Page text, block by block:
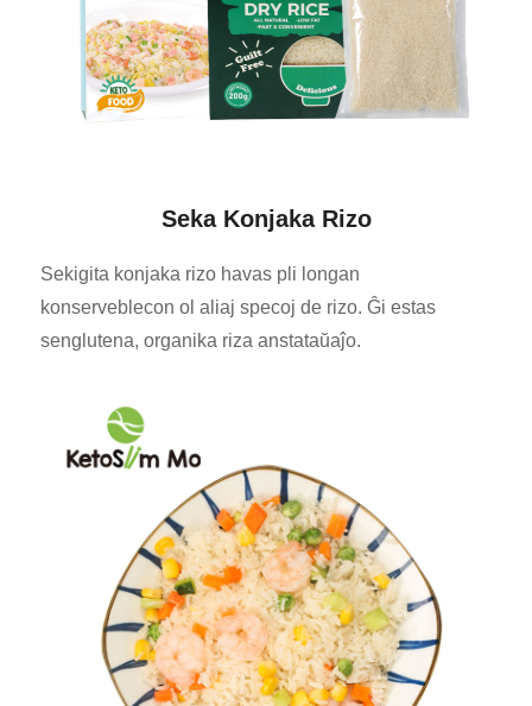
Seka Konjaka Rizo
Sekigita konjaka rizo havas pli longan
konserveblecon ol aliaj specoj de rizo. Ĝi estas
senglutena, organika riza anstataŭaĵo.